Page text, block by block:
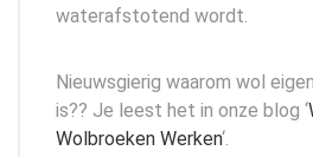
waterafstotend wordt.
Nieuwsgierig waarom wol
is?? Je leest het in onze blog ‘
Wolbroeken Werken‘.